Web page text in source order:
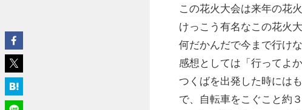
この花火大会は来年の花
けっこう有名なこの花火
何だかんだで今まで行け
感想としては「行ってよ
つくばを出発した時には
で、自転車をこぐこと約３